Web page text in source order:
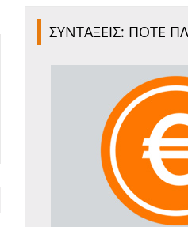
ΣΥΝΤΑΞΕΙΣ: ΠΟΤΕ